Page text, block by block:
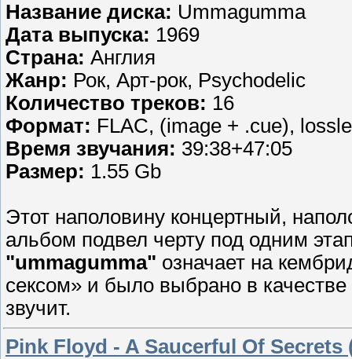
Название диска: Ummagumma
Дата выпуска: 1969
Страна: Англия
Жанр: Рок, Арт-рок, Psychodelic
Количество треков: 16
Формат: FLAC, (image + .cue),
Время звучания: 39:38+47:05
Размер: 1.55 Gb
Этот наполовину концертный,
альбом подвел черту под одним
"ummagumma" означает на
сексом» и было выбрано в
звучит.
Pink Floyd - A Saucerful Оf Secrets